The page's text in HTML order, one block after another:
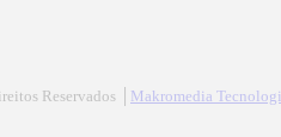
Reservados │ Makromedia